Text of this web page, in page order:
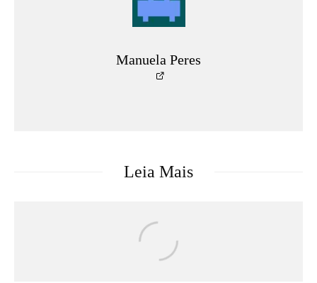
Manuela Peres
Leia Mais
Uma Loja Para Assassinos: Relembre a
primeira temporada do k-drama e saiba o